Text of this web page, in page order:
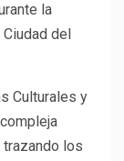
la
del
Culturales y
trazando los